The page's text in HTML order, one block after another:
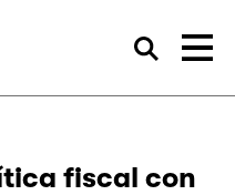
fiscal con